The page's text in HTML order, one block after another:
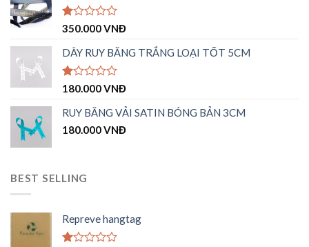
Được
hạng
1.00
5
sao
350.000VNĐ
DÂY RUY BĂNG TRẮNG LOẠI TỐT 5CM
Được
hạng
1.00
5
180.000VNĐ
RUY BĂNG VẢI SATIN BÓNG BẢN 3CM
180.000VNĐ
BEST SELLING
Repreve hangtag